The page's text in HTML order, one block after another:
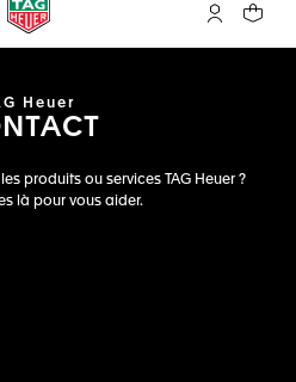
Compte My
Votre
Heuer
produits ou services TAG Heuer ?
là pour vous aider.